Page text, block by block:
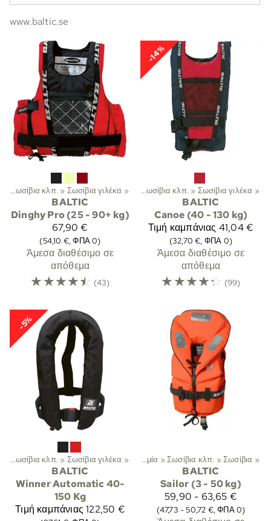
www.baltic.se
Σωσίβια κλπ. ‪» Σωσίβια γιλέκα ‪»
BALTIC
Dinghy Pro (25 - 90+ kg)
67,90 €
(54,10 €, ΦΠΑ 0)
Άμεσα διαθέσιμο σε
απόθεμα
☆☆☆☆☆ (43)
-14%
Σπορ‪»Λεμβοδρομία Σωσίβια κλπ. ‪» Σωσίβια γιλέκα ‪»
BALTIC
Canoe (40 - 130 kg)
Τιμή καμπάνιας 41,04 €
(32,70 €, ΦΠΑ 0)
Άμεσα διαθέσιμο σε
απόθεμα
☆☆☆☆☆ (99)
-5%
Σωσίβια κλπ. ‪» Σωσίβια γιλέκα ‪»
BALTIC
Winner Automatic 40-
150 Kg
Τιμή καμπάνιας 122,50 €
Σπορ ‪» Λεμβοδρομία ‪»Σωσίβια κλπ. ‪»Σωσίβια ‪»
BALTIC
Sailor (3 - 50 kg)
59,90 - 63,65 €
(47,73 - 50,72 €, ΦΠΑ 0)